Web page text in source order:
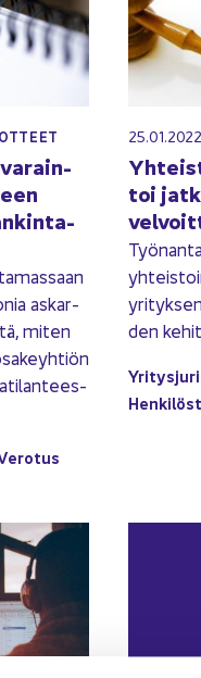
va­rain­
as­kar­
miten
25.01.2022
toi
den